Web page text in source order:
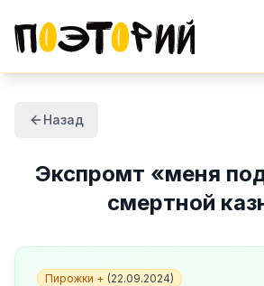
Назад
Экспромт «меня
смертной
Пирожки + (22.09.2024)